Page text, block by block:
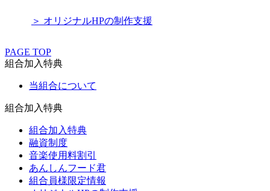
＞ オリジナルHPの制作支援
PAGE TOP
組合加入特典
当組合について
組合加入特典
組合加入特典
融資制度
音楽使用料割引
あんしんフード君
組合員様限定情報